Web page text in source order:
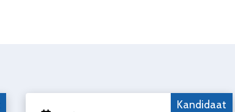
Kandidaat